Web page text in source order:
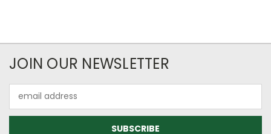
JOIN OUR NEWSLETTER
Address